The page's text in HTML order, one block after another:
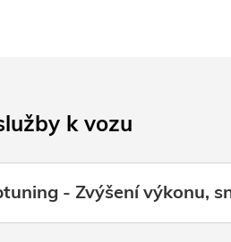
k vozu
- Zvýšení výkonu,